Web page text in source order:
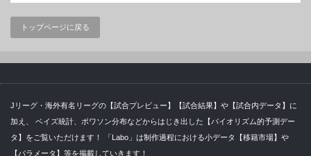
トップページに戻る
Jリーグ・海外有名リーグの【試合プレビュー】【試合結果】や【試合内データ】に
加え、 ベイズ統計、ポワソン分布などからはじき出した【バイオリズム的予測デー
タ】をご覧いただけます！ 「Labo」は制作過程における小データ【移籍市場】や
【パラメータ】等を掲載していきます！